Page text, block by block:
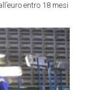
entro 18 mesi